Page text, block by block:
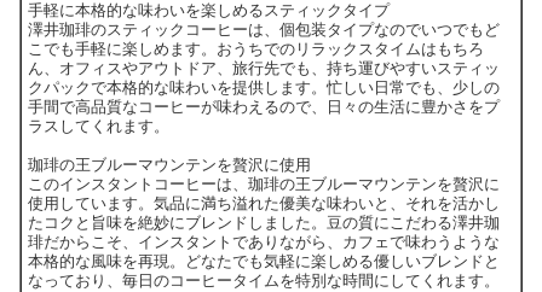
手軽に本格的な味わいを楽しめるスティックタイプ
澤井珈琲のスティックコーヒーは、個包装タイプなのでいつでもど
こでも手軽に楽しめます。おうちでのリラックスタイムはもちろ
ん、オフィスやアウトドア、旅行先でも、持ち運びやすいスティッ
クパックで本格的な味わいを提供します。忙しい日常でも、少しの
手間で高品質なコーヒーが味わえるので、日々の生活に豊かさをプ
ラスしてくれます。
珈琲の王ブルーマウンテンを贅沢に使用
このインスタントコーヒーは、珈琲の王ブルーマウンテンを贅沢に
使用しています。気品に満ち溢れた優美な味わいと、それを活かし
たコクと旨味を絶妙にブレンドしました。豆の質にこだわる澤井珈
琲だからこそ、インスタントでありながら、カフェで味わうような
本格的な風味を再現。どなたでも気軽に楽しめる優しいブレンドと
なっており、毎日のコーヒータイムを特別な時間にしてくれます。